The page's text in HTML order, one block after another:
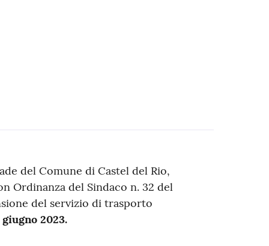
del Comune di Castel del Rio,
Ordinanza del Sindaco n. 32 del
del servizio di trasporto
2023.